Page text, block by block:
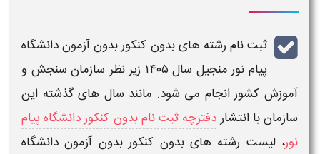
ثبت نام رشته های بدون کنکور بدون آزمون دانشگاه
پیام نورمنجیل سال ۱۴۰۵ زیر نظر سازمان سنجش و
آموزش کشور انجام می شود. مانند سال های گذشته این
سازمان با انتشاردفترچه ثبت نام بدون کنکور دانشگاه پیام
نور، لیست رشته های بدون کنکور بدون آزمون دانشگاه